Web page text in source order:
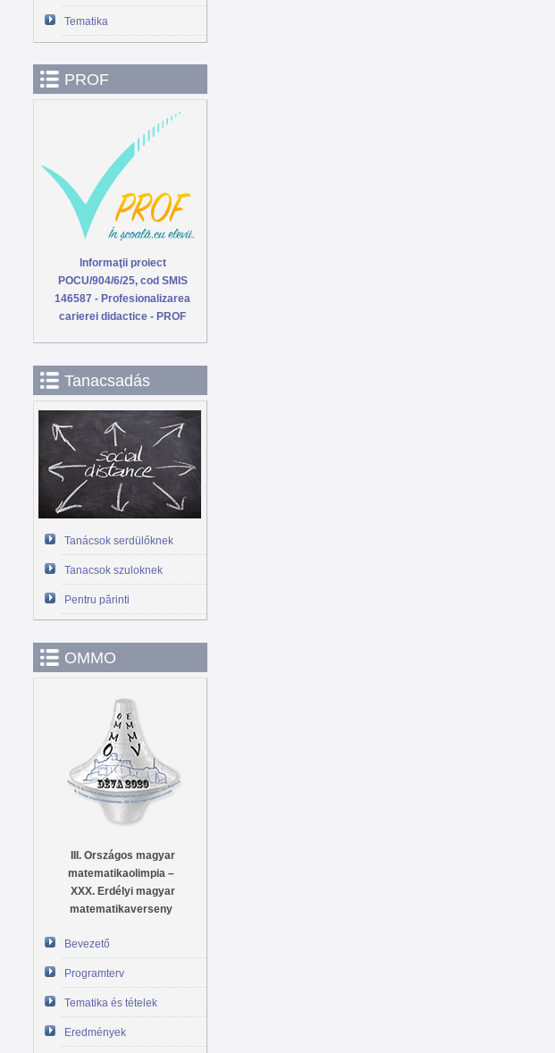
Tematika
PROF
Informaţii proiect
POCU/904/6/25, cod SMIS
146587 - Profesionalizarea
carierei didactice - PROF
Tanacsadás
Tanácsok serdülőknek
Tanacsok szuloknek
Pentru părinti
OMMO
III. Országos magyar
matematikaolimpia –
XXX. Erdélyi magyar
matematikaverseny
Bevezető
Programterv
Tematika és tételek
Eredmények